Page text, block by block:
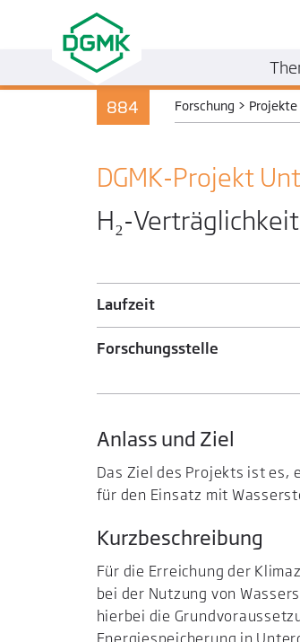
884 Forschung > Projekte
DGMK-Projekt
H₂-
Laufzeit
Forschungsstelle
Anlass und Ziel
Das Ziel des Projekts ist es,
für den Einsatz mit
Kurzbeschreibung
Für die Erreichung der
bei der Nutzung von
hierbei die